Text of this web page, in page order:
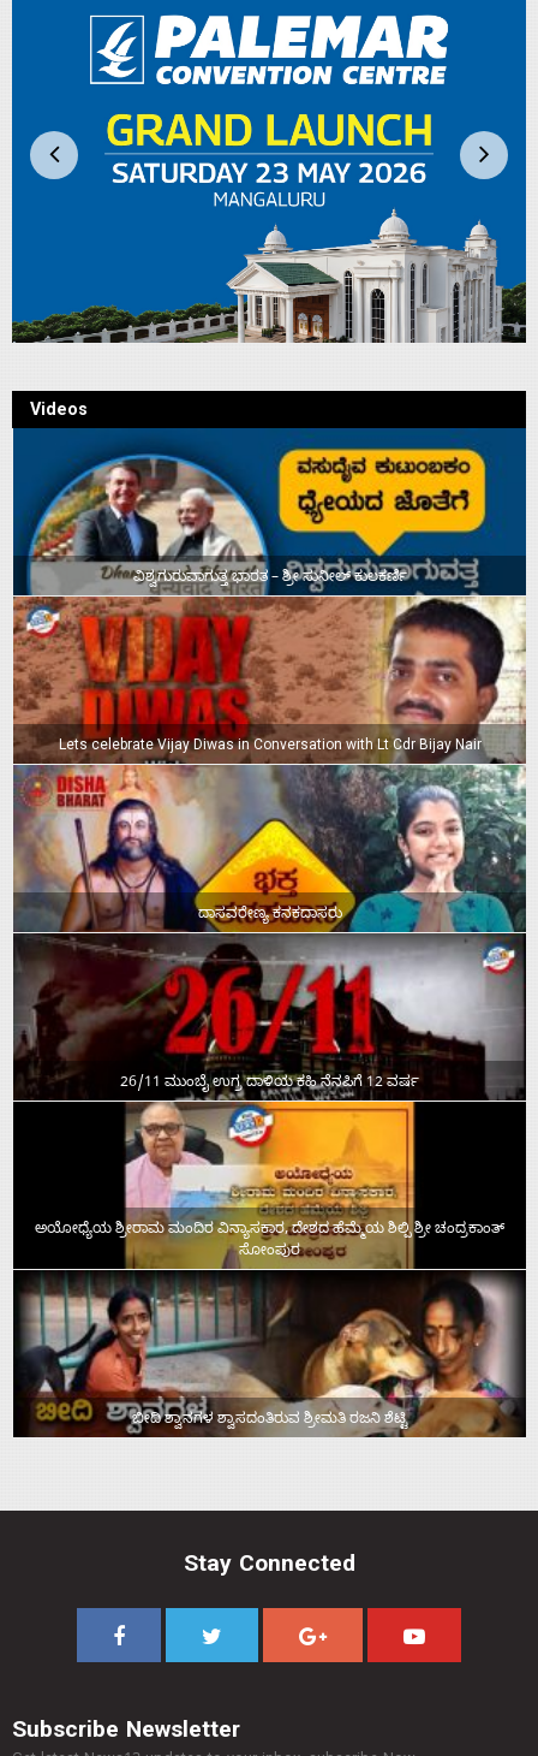
Videos
ವಿಶ್ವಗುರುವಾಗುತ್ತ ಭಾರತ – ಶ್ರೀ ಸುನೀಲ್‌ ಕುಲಕರ್ಣಿ
Lets celebrate Vijay Diwas in Conversation with Lt Cdr Bijay Nair
ದಾಸವರೇಣ್ಯ ಕನಕದಾಸರು
26/11 ಮುಂಬೈ ಉಗ್ರ ದಾಳಿಯ ಕಹಿ ನೆನಪಿಗೆ 12 ವರ್ಷ
ಅಯೋಧ್ಯೆಯ ಶ್ರೀರಾಮ ಮಂದಿರ ವಿನ್ಯಾಸಕಾರ, ದೇಶದ ಹೆಮ್ಮೆಯ ಶಿಲ್ಪಿ ಶ್ರೀ ಚಂದ್ರಕಾಂತ್‌
ಸೋಂಪುರ
ಬೀದಿ ಶ್ವಾನಗಳ ಶ್ವಾಸದಂತಿರುವ ಶ್ರೀಮತಿ ರಜನಿ ಶೆಟ್ಟಿ
Stay Connected
Subscribe Newsletter